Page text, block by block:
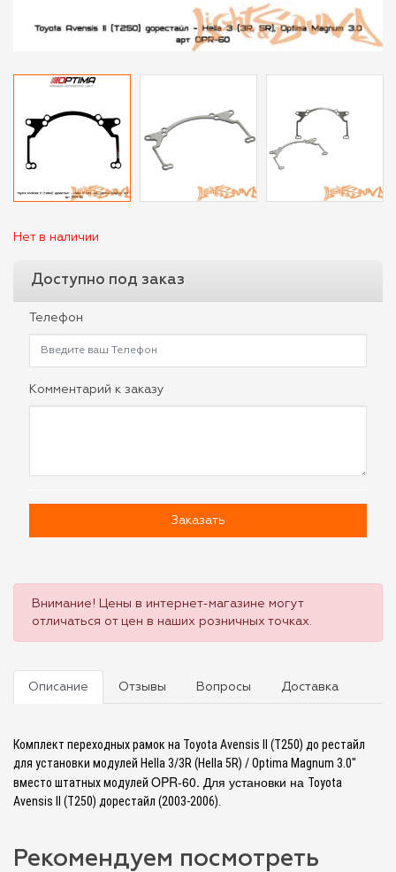
Нет в наличии
Доступно под заказ
Телефон
Комментарий к заказу
Заказать
Внимание! Цены в интернет-магазине могут
отличаться от цен в наших розничных точках.
Описание Отзывы Вопросы Доставка
Комплект переходных рамок на Toyota Avensis II (T250) до рестайл
для установки модулей Hella 3/3R (Hella 5R) / Optima Magnum 3.0"
вместо штатных модулей OPR-60. Для установки на Toyota
Avensis II (T250) дорестайл (2003-2006).
Рекомендуем посмотреть